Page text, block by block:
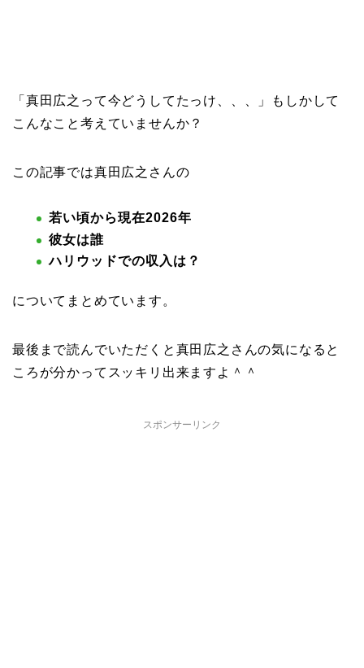
「真田広之って今どうしてたっけ、、、」もしかして
こんなこと考えていませんか？
この記事では真田広之さんの
若い頃から現在2026年
彼女は誰
ハリウッドでの収入は？
についてまとめています。
最後まで読んでいただくと真田広之さんの気になると
ころが分かってスッキリ出来ますよ＾＾
スポンサーリンク